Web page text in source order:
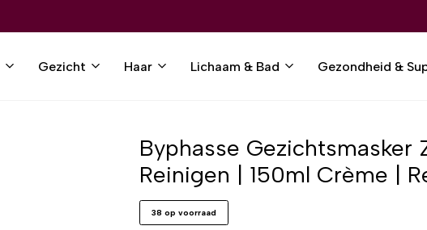
Gezicht Haar Lichaam & Bad Gezondheid &
Byphasse Gezichtsmasker
Reinigen | 150ml Crème |
38 op voorraad